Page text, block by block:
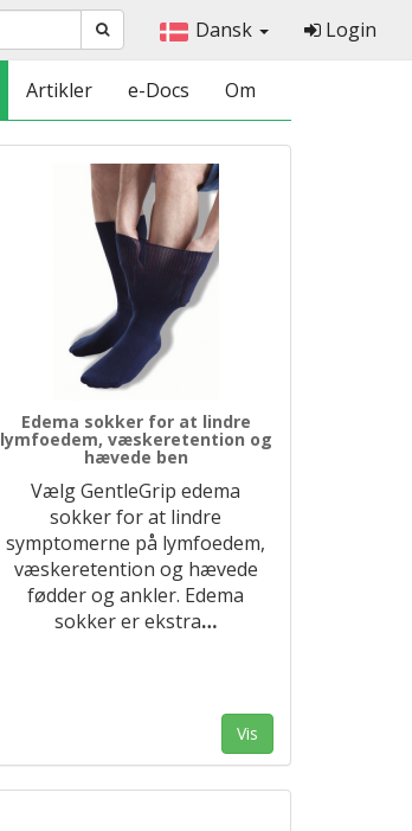
Dansk Login
Artikler e-Docs Om
Edema sokker for at lindre
lymfoedem, væskeretention og
hævede ben
Vælg GentleGrip edema
sokker for at lindre
symptomerne på lymfoedem,
væskeretention og hævede
fødder og ankler. Edema
sokker er ekstra…
Vis